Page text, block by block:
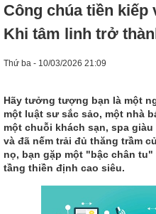
Công chúa tiền kiếp
Khi tâm linh trở
Thứ ba - 10/03/2026 21:09
Hãy tưởng tượng bạn là một
một luật sư sắc sảo, một nhà
một chuỗi khách sạn, spa
và đã nếm trải đủ thăng trầm
nọ, bạn gặp một "bậc chân
tầng thiền định cao siêu.